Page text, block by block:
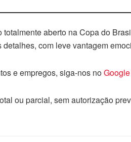
aberto na Copa do
com leve vantagem
e empregos, siga-nos no
ou parcial, sem autorização